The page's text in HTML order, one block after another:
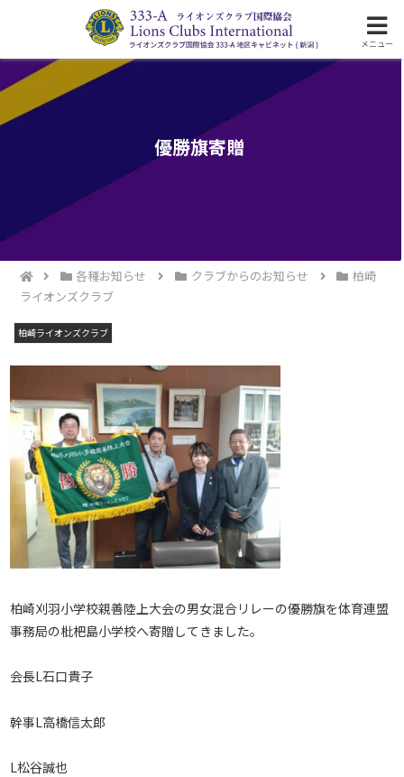
ライオンズクラブ国際協会333-A地区の活動
優勝旗寄贈
各種お知らせ クラブからのお知らせ
柏崎
ライオンズクラブ
柏崎ライオンズクラブ
柏崎刈羽小学校親善陸上大会の男女混合リレーの優勝旗を体育連盟
事務局の枇杷島小学校へ寄贈してきました。
会長L石口貴子
幹事L高橋信太郎
L松谷誠也
メニュー